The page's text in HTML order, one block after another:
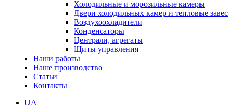
Холодильные и морозильные камеры
Двери холодильных камер и тепловые
Воздухоохладители
Конденсаторы
Централи, агрегаты
Щиты управления
Наши работы
Наше производство
Статьи
Контакты
UA